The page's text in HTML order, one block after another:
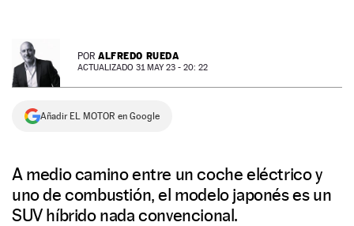
PREMIOS
SERVICIOS
POR ALFREDO RUEDA
ACTUALIZADO 31 MAY 23 - 20: 22
Añadir EL MOTOR en Google
A medio camino entre un coche eléctrico y
uno de combustión, el modelo japonés es un
SUV híbrido nada convencional.